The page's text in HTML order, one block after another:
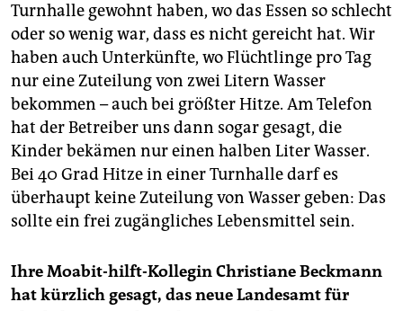
Turnhalle gewohnt haben, wo das Essen so schlecht
oder so wenig war, dass es nicht gereicht hat. Wir
haben auch Unterkünfte, wo Flüchtlinge pro Tag
nur eine Zuteilung von zwei Litern Wasser
bekommen – auch bei größter Hitze. Am Telefon
hat der Betreiber uns dann sogar gesagt, die
Kinder bekämen nur einen halben Liter Wasser.
Bei 40 Grad Hitze in einer Turnhalle darf es
überhaupt keine Zuteilung von Wasser geben: Das
sollte ein frei zugängliches Lebensmittel sein.
Ihre Moabit-hilft-Kollegin Christiane Beckmann
hat kürzlich gesagt, das neue Landesamt für